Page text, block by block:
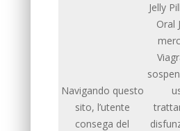
Navigando questo
sito, l’utente
consega del
Jelly
Oral